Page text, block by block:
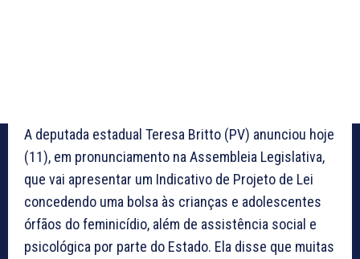
A deputada estadual Teresa Britto (PV) anunciou hoje
(11), em pronunciamento na Assembleia Legislativa,
que vai apresentar um Indicativo de Projeto de Lei
concedendo uma bolsa às crianças e adolescentes
órfãos do feminicídio, além de assistência social e
psicológica por parte do Estado. Ela disse que muitas